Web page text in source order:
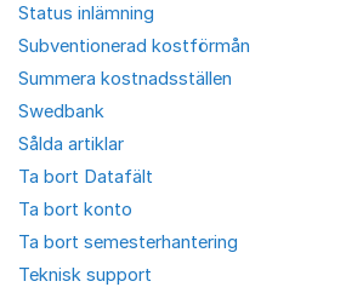
Status inlämning
Subventionerad kostförmån
Summera kostnadsställen
Swedbank
Sålda artiklar
Ta bort Datafält
Ta bort konto
Ta bort semesterhantering
Teknisk support